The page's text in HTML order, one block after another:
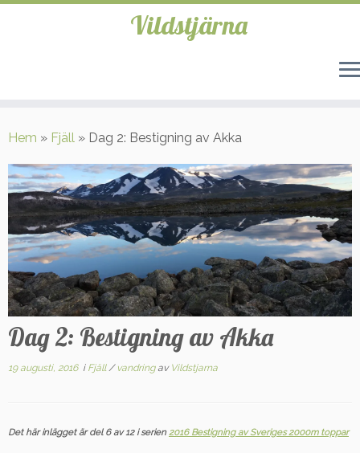
till
Vildstjärna
Hem » Fjäll » Dag 2: Bestigning av Akka
Dag 2: Bestigning av Akka
19 augusti, 2016i Fjäll/ vandringav Vildstjarna
Det här inlägget är del 6 av 12 i serien2016 Bestigning av Sveriges 2000m toppar